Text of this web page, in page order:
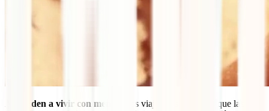
Aprenden a vivir con menos
. Los viajes nos muestran que las